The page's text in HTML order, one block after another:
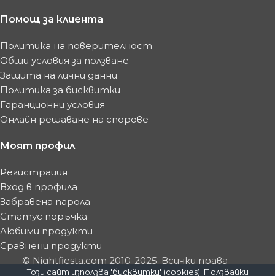
Помощ за клиента
Политика на поверителност
Общи условия за ползване
Защита на лични данни
Политика за бисквитки
Гаранционни условия
Онлайн решаване на спорове
Моят профил
Регистрация
Вход в профила
Забравена парола
Статус поръчка
Любими продукти
Сравнени продукти
© Nightfiesta.com 2010-2025. Всички права
Този сайт използва 'бисквитки' (cookies). Ползвайки